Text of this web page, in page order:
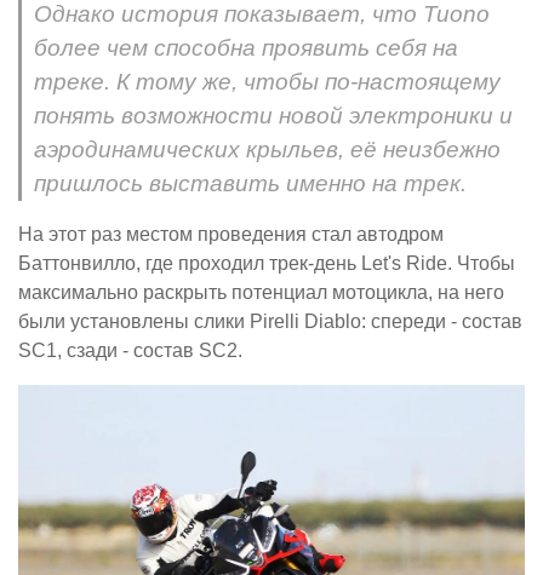
Однако история показывает, что Tuono
более чем способна проявить себя на
треке. К тому же, чтобы по-настоящему
понять возможности новой электроники и
аэродинамических крыльев, её неизбежно
пришлось выставить именно на трек.
На этот раз местом проведения стал автодром
Баттонвилло, где проходил трек-день Let's Ride. Чтобы
максимально раскрыть потенциал мотоцикла, на него
были установлены слики Pirelli Diablo: спереди - состав
SC1, сзади - состав SC2.